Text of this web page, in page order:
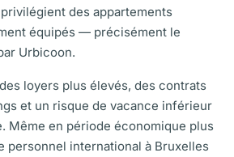
des appartements
équipés — précisément le
Urbicoon.
loyers plus élevés, des contrats
et un risque de vacance inférieur
Même en période économique plus
personnel international à Bruxelles